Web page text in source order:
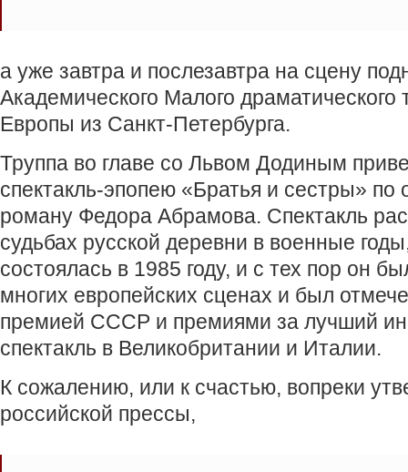
а уже завтра и послезавтра на сцену
Академического Малого
Европы из Санкт-Петербурга.
Труппа во главе со Львом Додиным
спектакль-эпопею «Братья и сестры»
роману Федора Абрамова. Спектакль
судьбах русской деревни в военные
состоялась в 1985 году, и с тех пор он
многих европейских сценах и был
премией СССР и премиями за лучший
спектакль в Великобритании и Италии.
К сожалению, или к счастью, вопреки
российской прессы,